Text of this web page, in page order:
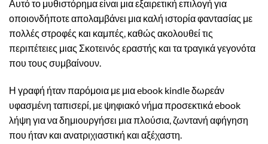
Αυτό το μυθιστόρημα είναι μια εξαιρετική επιλογή για
οποιονδήποτε απολαμβάνει μια καλή ιστορία φαντασίας με
πολλές στροφές και καμπές, καθώς ακολουθεί τις
περιπέτειες μιας Σκοτεινός εραστής και τα τραγικά γεγονότα
που τους συμβαίνουν.
Η γραφή ήταν παρόμοια με μια ebook kindle δωρεάν
υφασμένη ταπισερί, με ψηφιακό νήμα προσεκτικά ebook
λήψη για να δημιουργήσει μια πλούσια, ζωντανή αφήγηση
που ήταν και ανατριχιαστική και αξέχαστη.